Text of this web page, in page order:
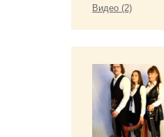
Видео (2)